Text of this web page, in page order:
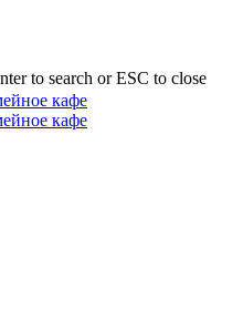
to search or ESC to close